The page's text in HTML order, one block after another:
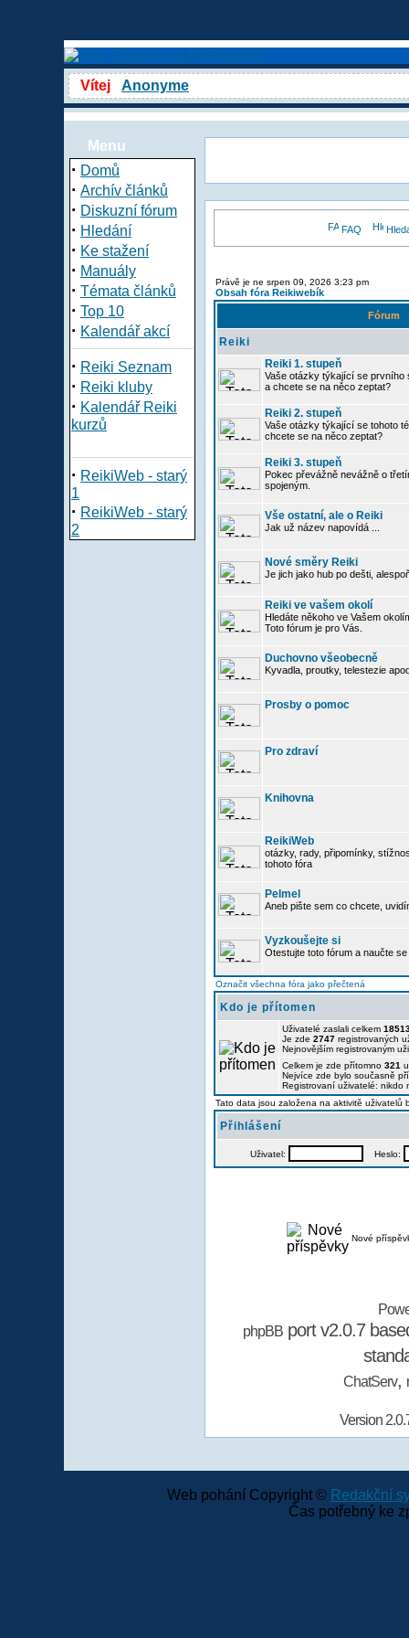
Vítej Anonyme
Menu
· Domů
· Archív článků
· Diskuzní fórum
· Hledání
· Ke stažení
· Manuály
· Témata článků
· Top 10
· Kalendář akcí
· Reiki Seznam
· Reiki kluby
· Kalendář Reiki
kurzů
· ReikiWeb - starý
1
· ReikiWeb - starý
2
FAQ
Právě je ne srpen 09, 2026 3:23 pm
Obsah fóra Reikiwebík
Fórum
Reiki
Reiki 1. stupeň
Vaše otázky týkající se prvního
a chcete se na něco zeptat?
Reiki 2. stupeň
Vaše otázky týkající se tohoto
chcete se na něco zeptat?
Reiki 3. stupeň
Pokec převážně nevážně o
spojeným.
Vše ostatní, ale o Reiki
Jak už název napovídá ...
Nové směry Reiki
Je jich jako hub po dešti,
Reiki ve vašem okolí
Hledáte někoho ve Vašem
Toto fórum je pro Vás.
Duchovno všeobecně
Kyvadla, proutky, telestezie
Prosby o pomoc
Pro zdraví
Knihovna
ReikiWeb
otázky, rady, připomínky,
tohoto fóra
Pelmel
Aneb pište sem co chcete,
Vyzkoušejte si
Otestujte toto fórum a naučte
Označit všechna fóra jako přečtená
Kdo je přítomen
Uživatelé zaslali celkem
Je zde 2747 registrovaných
Nejnovějším registrovaným
Celkem je zde přítomno 321
Nejvíce zde bylo současně
Registrovaní uživatelé: nikdo
Tato data jsou založena na aktivitě uživatelů
Přihlášení
Uživatel: Heslo:
Nové
phpBBport v2.0.7
ChatServ,
Version
Web pohání Copyright © Redakční
Čas potřebný ke